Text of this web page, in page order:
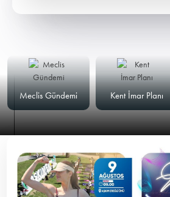
Meclis Gündemi
Kent İmar Planı